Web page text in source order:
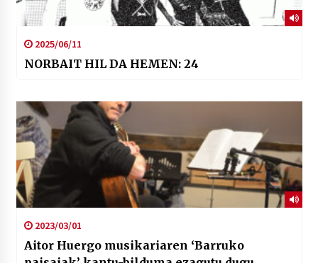
2025/06/11
NORBAIT HIL DA HEMEN: 24
2023/03/01
Aitor Huergo musikariaren ‘Barruko